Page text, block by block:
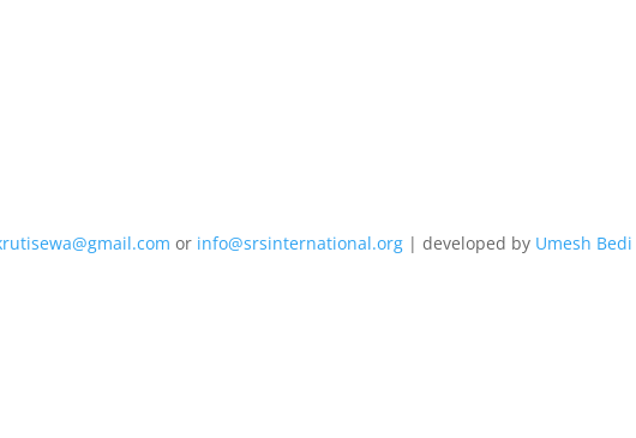
or info@srsinternational.org | developed by Umesh Bedi